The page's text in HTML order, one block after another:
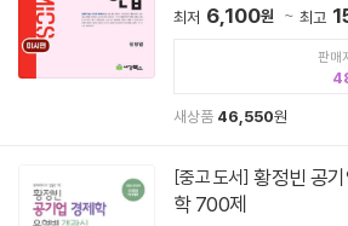
최저 6,100원 최고
판매
새상품 46,550원
[중고 도서] 황정빈 공기업 유형별 객관식 경제
학 700제